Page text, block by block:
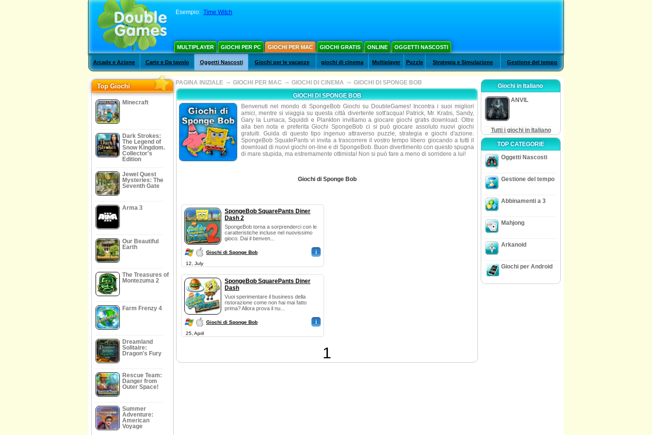
Esempio: Time Witch
MULTIPLAYER GIOCHI PER PC GIOCHI PER MAC GIOCHI GRATIS ONLINE OGGETTI NASCOSTI
Arcade e Azione Carte e Da tavolo Oggetti Nascosti Giochi per le vacanze giochi di cinema Multiplayer Puzzle Strategia e Simulazione Gestione del tempo
Top Giochi
Minecraft
Dark Strokes:
The Legend of
Snow Kingdom.
Collector's
Edition
Jewel Quest
Mysteries: The
Seventh Gate
Arma 3
Our Beautiful
Earth
The Treasures of
Montezuma 2
Farm Frenzy 4
Dreamland
Solitaire:
Dragon's Fury
Rescue Team:
Danger from
Outer Space!
Summer
Adventure:
American
Voyage
PAGINA INIZIALE → GIOCHI PER MAC → GIOCHI DI CINEMA → GIOCHI DI SPONGE BOB
GIOCHI DI SPONGE BOB
Benvenuti nel mondo di SpongeBob Giochi su DoubleGames! Incontra i suoi migliori
amici, mentre si viaggia su questa città divertente sott'acqua! Patrick, Mr. Krabs, Sandy,
Gary la Lumaca, Squiddi e Plankton invitiamo a giocare giochi gratis download. Oltre
alla ben nota e preferita Giochi SpongeBob ci si può giocare assoluto nuovi giochi
gratuiti. Guida di questo tipo ingenuo attraverso puzzle, strategia e giochi d'azione.
SpongeBob SquatePants vi invita a trascorrere il vostro tempo libero giocando a tutti il
download di nuovi giochi on-line e di SpongeBob. Buon divertimento con questo spugna
di mare stupida, ma estremamente ottimista! Non si può fare a meno di sorridere a lui!
Giochi di Sponge Bob
SpongeBob SquarePants Diner
Dash 2
SpongeBob torna a sorprenderci con le
caratteristiche incluse nel nuovissimo
gioco. Dai il benven...
Giochi di Sponge Bob i
12, July
SpongeBob SquarePants Diner
Dash
Vuoi sperimentare il business della
ristorazione come non hai mai fatto
prima? Allora prova il nu...
Giochi di Sponge Bob i
25, April
1
Giochi in Italiano
ANVIL
Tutti i giochi in Italiano
TOP CATEGORIE
Oggetti Nascosti
Gestione del tempo
Abbinamenti a 3
Mahjong
Arkanoid
Giochi per Android